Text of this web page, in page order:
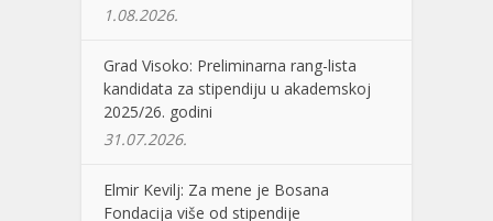
1.08.2026.
Grad Visoko: Preliminarna rang-lista
kandidata za stipendiju u akademskoj
2025/26. godini
31.07.2026.
Elmir Kevilj: Za mene je Bosana
Fondacija više od stipendije